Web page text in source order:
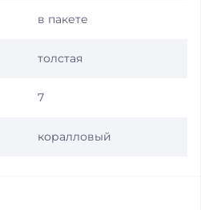
в пакете
толстая
7
коралловый